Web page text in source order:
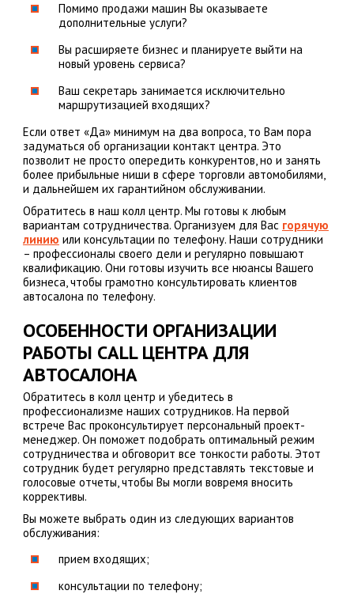
Помимо продажи машин Вы оказываете
дополнительные услуги?
Вы расширяете бизнес и планируете выйти на
новый уровень сервиса?
Ваш секретарь занимается исключительно
маршрутизацией входящих?
Если ответ «Да» минимум на два вопроса, то Вам пора
задуматься об организации контакт центра. Это
позволит не просто опередить конкурентов, но и занять
более прибыльные ниши в сфере торговли автомобилями,
и дальнейшем их гарантийном обслуживании.
Обратитесь в наш колл центр. Мы готовы к любым
вариантам сотрудничества. Организуем для Вас горячую
линию или консультации по телефону. Наши сотрудники
– профессионалы своего дели и регулярно повышают
квалификацию. Они готовы изучить все нюансы Вашего
бизнеса, чтобы грамотно консультировать клиентов
автосалона по телефону.
ОСОБЕННОСТИ ОРГАНИЗАЦИИ
РАБОТЫ CАLL ЦЕНТРА ДЛЯ
АВТОСАЛОНА
Обратитесь в колл центр и убедитесь в
профессионализме наших сотрудников. На первой
встрече Вас проконсультирует персональный проект-
менеджер. Он поможет подобрать оптимальный режим
сотрудничества и обговорит все тонкости работы. Этот
сотрудник будет регулярно представлять текстовые и
голосовые отчеты, чтобы Вы могли вовремя вносить
коррективы.
Вы можете выбрать один из следующих вариантов
обслуживания:
прием входящих;
консультации по телефону;